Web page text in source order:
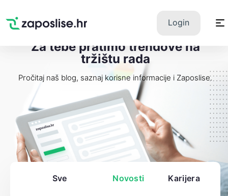
Login
Za tebe pratimo trendove na
tržištu rada
Pročitaj naš blog, saznaj korisne informacije i Zaposlise.
Sve Novosti Karijera
×
Swipe Match Chat
Google Play
PREUZMI